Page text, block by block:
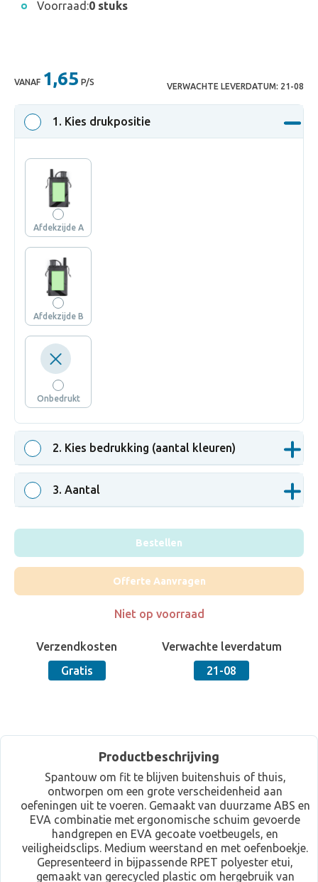
Voorraad:0 stuks
VANAF 1,65 P/S VERWACHTE LEVERDATUM: 21-08
1 . Kies drukpositie
Afdekzijde A
Afdekzijde B
Onbedrukt
2. Kies bedrukking (aantal kleuren)
3. Aantal
Bestellen
Offerte Aanvragen
Niet op voorraad
Verzendkosten
Gratis
Verwachte leverdatum
21-08
Productbeschrijving
Spantouw om fit te blijven buitenshuis of thuis,
ontworpen om een grote verscheidenheid aan
oefeningen uit te voeren. Gemaakt van duurzame ABS en
EVA combinatie met ergonomische schuim gevoerde
handgrepen en EVA gecoate voetbeugels, en
veiligheidsclips. Medium weerstand en met oefenboekje.
Gepresenteerd in bijpassende RPET polyester etui,
gemaakt van gerecycled plastic om hergebruik van